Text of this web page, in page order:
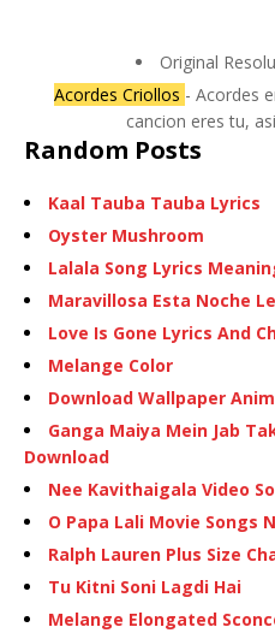
Original
Acordes Criollos - Acordes
cancion eres tu,
Random Posts
Kaal Tauba Tauba Lyrics
Oyster Mushroom
Lalala Song Lyrics
Maravillosa Esta Noche
Love Is Gone Lyrics And
Melange Color
Download Wallpaper
Ganga Maiya Mein Jab
Download
Nee Kavithaigala Video
O Papa Lali Movie Songs
Ralph Lauren Plus Size
Tu Kitni Soni Lagdi Hai
Melange Elongated